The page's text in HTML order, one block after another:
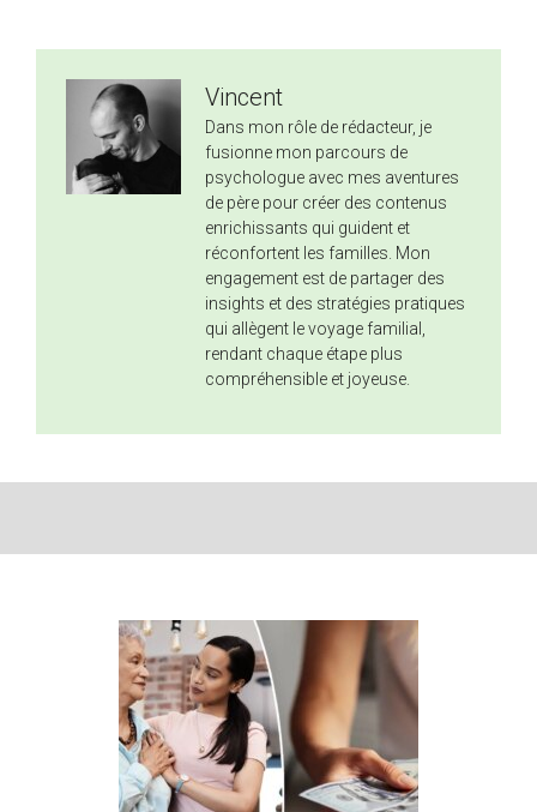
Vincent
Dans mon rôle de rédacteur, je
fusionne mon parcours de
psychologue avec mes aventures
de père pour créer des contenus
enrichissants qui guident et
réconfortent les familles. Mon
engagement est de partager des
insights et des stratégies pratiques
qui allègent le voyage familial,
rendant chaque étape plus
compréhensible et joyeuse.